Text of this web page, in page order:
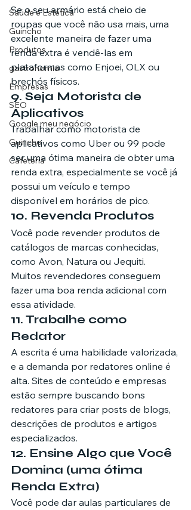
Saúde e Estética
Guincho
Produtos
gastronomia
Empresas
SEO
Google meu negócio
Guincho
Cafeteria
Se o seu armário está cheio de
roupas que você não usa mais, uma
excelente maneira de fazer uma
renda extra é vendê-las em
plataformas como Enjoei, OLX ou
brechós físicos.
9. Seja Motorista de
Aplicativos
Trabalhar como motorista de
aplicativos como Uber ou 99 pode
ser uma ótima maneira de obter uma
renda extra, especialmente se você já
possui um veículo e tempo
disponível em horários de pico.
10. Revenda Produtos
Você pode revender produtos de
catálogos de marcas conhecidas,
como Avon, Natura ou Jequiti.
Muitos revendedores conseguem
fazer uma boa renda adicional com
essa atividade.
11. Trabalhe como
Redator
A escrita é uma habilidade valorizada,
e a demanda por redatores online é
alta. Sites de conteúdo e empresas
estão sempre buscando bons
redatores para criar posts de blogs,
descrições de produtos e artigos
especializados.
12. Ensine Algo que Você
Domina (uma ótima
Renda Extra)
Você pode dar aulas particulares de